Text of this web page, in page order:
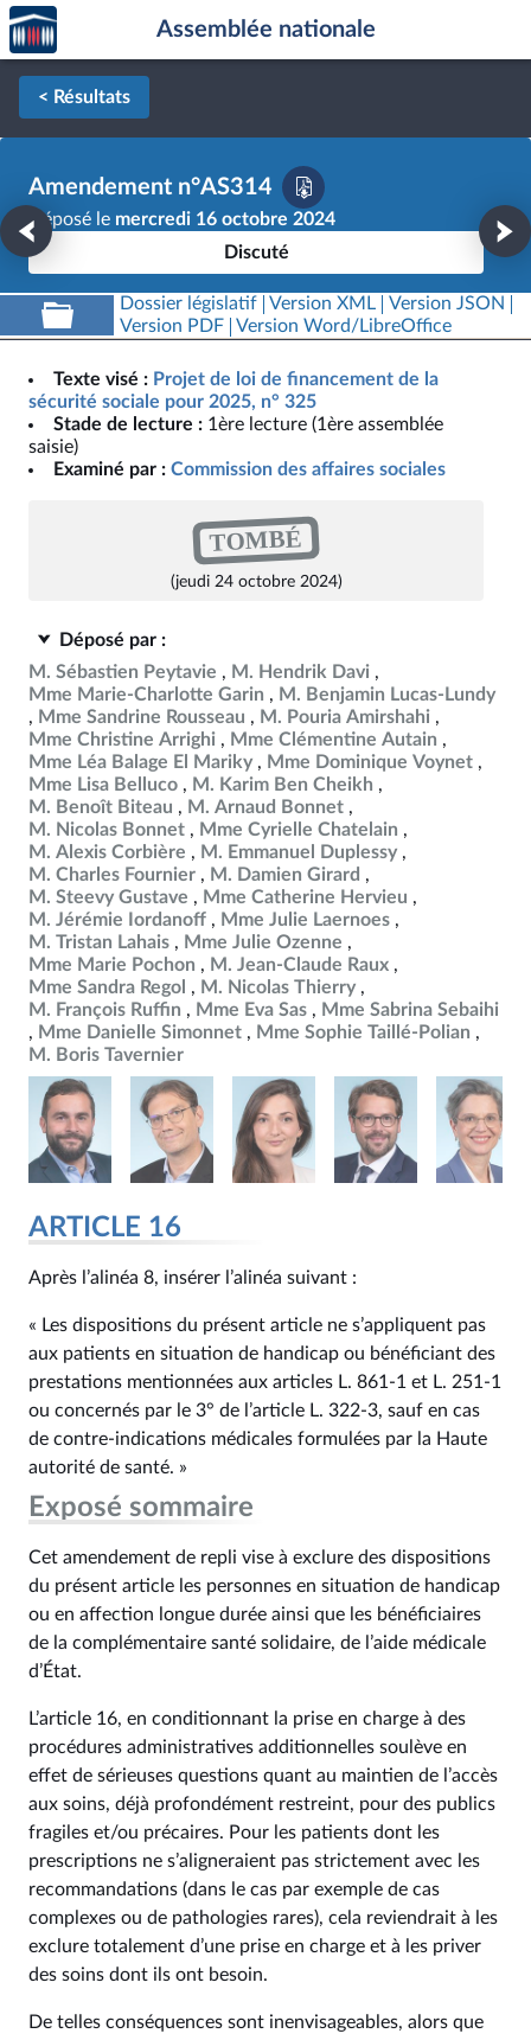
Aller au contenu
Aller en bas de la page
Accèder
à la
page
d'accueil
Assemblée nationale
< Résultats
Amendement n°AS314
Déposé le mercredi 16 octobre 2024
Discuté
Dossier législatif Version XML
Version JSON
Version PDF
Version Word/LibreOffice
Texte visé : Projet de loi de financement de la
sécurité sociale pour 2025, n° 325
Stade de lecture : 1ère lecture (1ère assemblée
saisie)
Examiné par : Commission des affaires sociales
TOMBÉ
(jeudi 24 octobre 2024)
Déposé par :
M. Sébastien Peytavie
M. Hendrik Davi
Mme Marie-Charlotte Garin
M. Benjamin Lucas-Lundy
Mme Sandrine Rousseau
M. Pouria Amirshahi
Mme Christine Arrighi
Mme Clémentine Autain
Mme Léa Balage El Mariky
Mme Dominique Voynet
Mme Lisa Belluco
M. Karim Ben Cheikh
M. Benoît Biteau
M. Arnaud Bonnet
M. Nicolas Bonnet
Mme Cyrielle Chatelain
M. Alexis Corbière
M. Emmanuel Duplessy
M. Charles Fournier
M. Damien Girard
M. Steevy Gustave
Mme Catherine Hervieu
M. Jérémie Iordanoff
Mme Julie Laernoes
M. Tristan Lahais
Mme Julie Ozenne
Mme Marie Pochon
M. Jean-Claude Raux
Mme Sandra Regol
M. Nicolas Thierry
M. François Ruffin
Mme Eva Sas
Mme Sabrina Sebaihi
Mme Danielle Simonnet
Mme Sophie Taillé-Polian
M. Boris Tavernier
ARTICLE 16
Après l’alinéa 8, insérer l’alinéa suivant :
« Les dispositions du présent article ne s’appliquent pas
aux patients en situation de handicap ou bénéficiant des
prestations mentionnées aux articles L. 861‑1 et L. 251‑1
ou concernés par le 3° de l’article L. 322‑3, sauf en cas
de contre-indications médicales formulées par la Haute
autorité de santé. »
Exposé sommaire
Cet amendement de repli vise à exclure des dispositions
du présent article les personnes en situation de handicap
ou en affection longue durée ainsi que les bénéficiaires
de la complémentaire santé solidaire, de l’aide médicale
d’État.
L’article 16, en conditionnant la prise en charge à des
procédures administratives additionnelles soulève en
effet de sérieuses questions quant au maintien de l’accès
aux soins, déjà profondément restreint, pour des publics
fragiles et/ou précaires. Pour les patients dont les
prescriptions ne s’aligneraient pas strictement avec les
recommandations (dans le cas par exemple de cas
complexes ou de pathologies rares), cela reviendrait à les
exclure totalement d’une prise en charge et à les priver
des soins dont ils ont besoin.
De telles conséquences sont inenvisageables, alors que